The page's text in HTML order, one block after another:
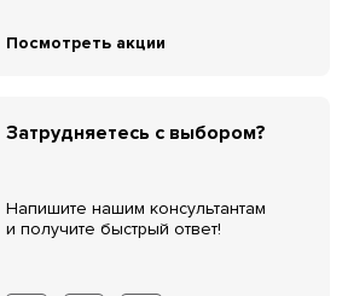
Посмотреть акции
Затрудняетесь с выбором?
Напишите нашим консультантам
и получите быстрый ответ!